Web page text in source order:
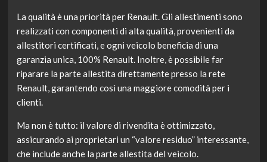
La qualità è una priorità per Renault. Gli allestimenti sono
realizzati con componenti di alta qualità, provenienti da
allestitori certificati, e ogni veicolo beneficia di una
garanzia unica, 100% Renault. Inoltre, è possibile far
riparare la parte allestita direttamente presso la rete
Renault, garantendo così una maggiore comodità per i
clienti.
Ma non è tutto: il valore di rivendita è ottimizzato,
assicurando ai proprietari un “valore residuo” interessante,
che include anche la parte allestita del veicolo.